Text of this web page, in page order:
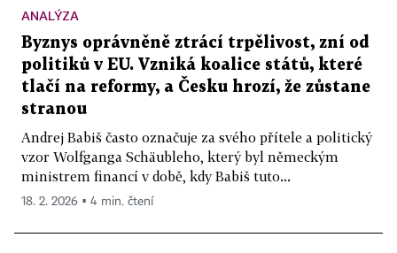
ANALÝZA
Byznys oprávněně ztrácí trpělivost, zní od
politiků v EU. Vzniká koalice států, které
tlačí na reformy, a Česku hrozí, že zůstane
stranou
Andrej Babiš často označuje za svého přítele a politický
vzor Wolfganga Schäubleho, který byl německým
ministrem financí v době, kdy Babiš tuto...
18. 2. 2026 ▪ 4 min. čtení